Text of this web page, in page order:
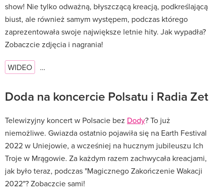
show! Nie tylko odważną, błyszczącą kreacją, podkreślającą
biust, ale również samym występem, podczas którego
zaprezentowała swoje największe letnie hity. Jak wypadła?
Zobaczcie zdjęcia i nagrania!
WIDEO …
Doda na koncercie Polsatu i Radia Zet
Telewizyjny koncert w Polsacie bez Dody? To już
niemożliwe. Gwiazda ostatnio pojawiła się na Earth Festival
2022 w Uniejowie, a wcześniej na hucznym jubileuszu Ich
Troje w Mrągowie. Za każdym razem zachwycała kreacjami,
jak było teraz, podczas "Magicznego Zakończenie Wakacji
2022"? Zobaczcie sami!